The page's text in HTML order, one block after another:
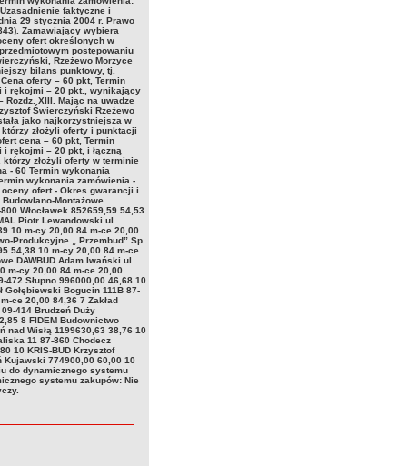
faktyczne i
29 stycznia 2004 r. Prawo
Zamawiający wybiera
ofert określonych w
postępowaniu
Rzeżewo Morzyce
bilans punktowy, tj.
oferty – 60 pkt, Termin
i rękojmi – 20 pkt., wynikający
XIII. Mając na uwadze
Świerczyński Rzeżewo
jako najkorzystniejsza w
złożyli oferty i punktacji
cena – 60 pkt, Termin
rękojmi – 20 pkt, i łączną
złożyli oferty w terminie
- 60 Termin wykonania
wykonania zamówienia -
ofert - Okres gwarancji i
Montażowe
Włocławek 852659,59 54,53
Piotr Lewandowski ul.
10 m-cy 20,00 84 m-ce 20,00
Produkcyjne „ Przembud” Sp.
54,38 10 m-cy 20,00 84 m-ce
DAWBUD Adam Iwański ul.
m-cy 20,00 84 m-ce 20,00
Słupno 996000,00 46,68 10
Gołębiewski Bogucin 111B 87-
ce 20,00 84,36 7 Zakład
414 Brudzeń Duży
8 FIDEM Budownictwo
nad Wisłą 1199630,63 38,76 10
11 87-860 Chodecz
10 KRIS-BUD Krzysztof
Kujawski 774900,00 60,00 10
do dynamicznego systemu
systemu zakupów: Nie